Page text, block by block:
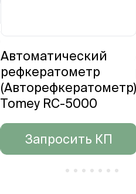
Автоматический
рефкератометр
(Авторефкератометр)
Tomey RC-5000
Запросить КП